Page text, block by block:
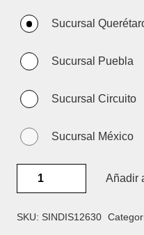
Sucursal
Sucursal Puebla
Sucursal Circuito
Sucursal México
HONOR
LCD
Añadir
SKU: SINDIS12630